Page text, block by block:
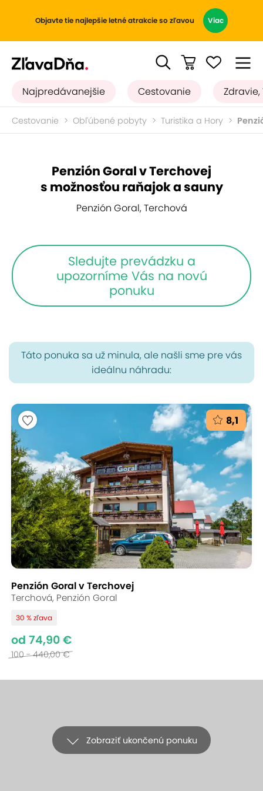
Objavte tie najlepšie letné atrakcie so zľavou Viac
Najpredávanejšie Cestovanie Zdravie,
Cestovanie Obľúbené pobyty Turistika a Hory
Penzión Goral v Terchovej
s možnosťou raňajok a sauny
Penzión Goral, Terchová
Sledujte prevádzku a
upozorníme Vás na novú
ponuku
Táto ponuka sa už minula, ale našli sme pre vás
ideálnu náhradu:
8,1
Penzión Goral v Terchovej
Terchová, Penzión Goral
30 % zľava
od 74,90 €
100 - 440,00 €
Zobraziť ukončenú ponuku